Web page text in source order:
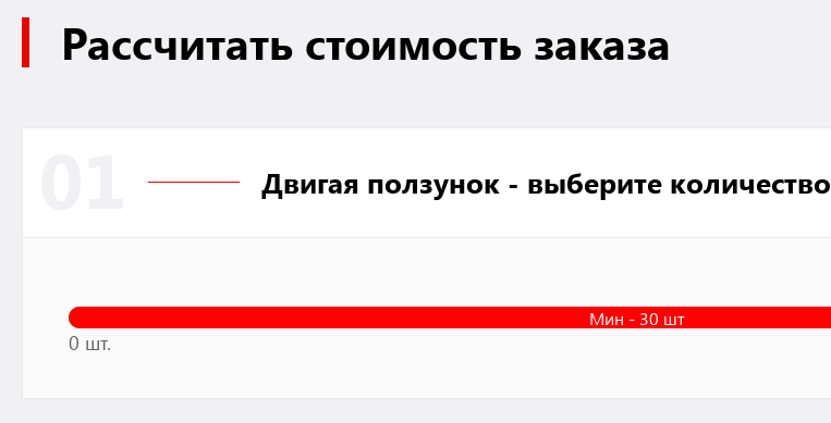
Рассчитать стоимость заказа
Двигая ползунок - выберите количество
Мин - 30 шт
0 шт.